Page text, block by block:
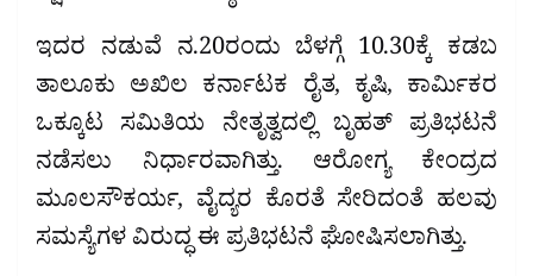
ಇದರ ನಡುವೆ ನ.20ರಂದು ಬೆಳಗ್ಗೆ 10.30ಕ್ಕೆ ಕಡಬ
ತಾಲೂಕು ಅಖಿಲ ಕರ್ನಾಟಕ ರೈತ, ಕೃಷಿ, ಕಾರ್ಮಿಕರ
ಒಕ್ಕೂಟ ಸಮಿತಿಯ ನೇತೃತ್ವದಲ್ಲಿ ಬೃಹತ್ ಪ್ರತಿಭಟನೆ
ನಡೆಸಲು ನಿರ್ಧಾರವಾಗಿತ್ತು. ಆರೋಗ್ಯ ಕೇಂದ್ರದ
ಮೂಲಸೌಕರ್ಯ, ವೈದ್ಯರ ಕೊರತೆ ಸೇರಿದಂತೆ ಹಲವು
ಸಮಸ್ಯೆಗಳ ವಿರುದ್ಧ ಈ ಪ್ರತಿಭಟನೆ ಘೋಷಿಸಲಾಗಿತ್ತು.